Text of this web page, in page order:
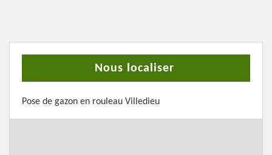
Nous localiser
Pose de gazon en rouleau Villedieu